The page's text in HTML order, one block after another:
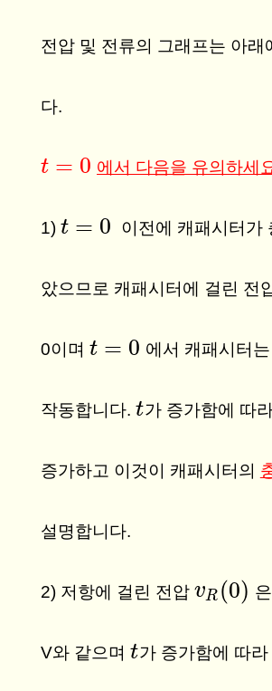
전압 및 전류의 그래프는 아래
다.
t = 0
t=0 에서 다음을 유의하세
1) t = 0
t=0 이전에 캐패시터가
았으므로 캐패시터에 걸린 전
0이며 t = 0
t=0 에서 캐패시터는
작동합니다. t
t 가 증가함에 따
증가하고 이것이 캐패시터의
설명합니다.
2) 저항에 걸린 전압 vR (0)
vR(0)
V와 같으며 t
t 가 증가함에 따